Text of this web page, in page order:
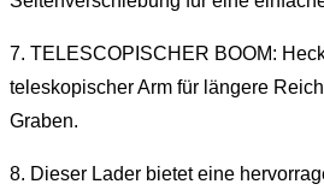
7. TELESCOPISCHER BOOM:
teleskopischer Arm für längere
Graben.
8. Dieser Lader bietet eine